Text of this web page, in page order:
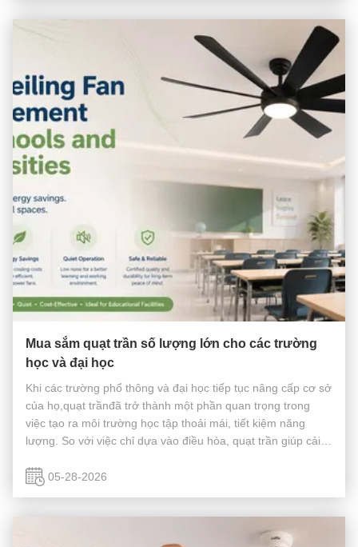
Mua sắm quạt trần số lượng lớn cho các trường
học và đại học
Khi các trường phổ thông và đại học tiếp tục nâng cấp cơ sở
của họ,quạt trầnđã trở thành một phần quan trọng trong
việc tạo ra môi trường học tập thoải mái, tiết kiệm năng
lượng. So với việc chỉ dựa vào điều hòa, quạt trần giúp cải
nâng cao sự ...
05-28-2026